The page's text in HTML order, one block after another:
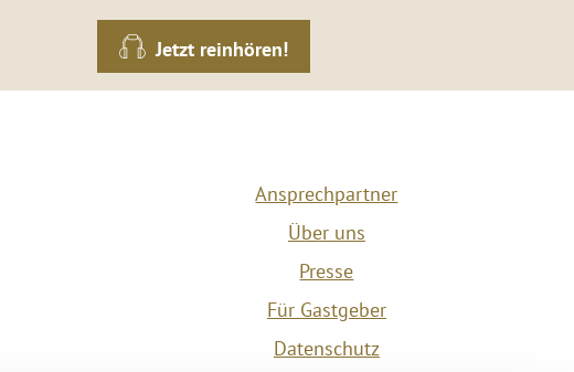
Jetzt reinhören!
Ansprechpartner
Über uns
Presse
Für Gastgeber
Datenschutz